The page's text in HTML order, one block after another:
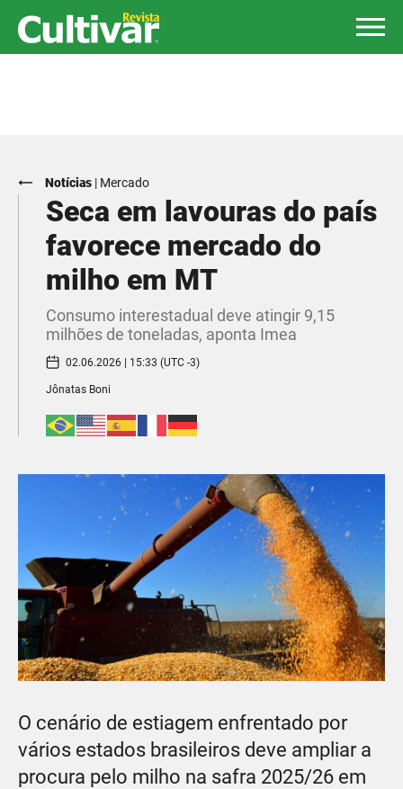
Notícias | Mercado
Seca em lavouras do país
favorece mercado do
milho em MT
Consumo interestadual deve atingir 9,15
milhões de toneladas, aponta Imea
02.06.2026 | 15:33 (UTC -3)
Jônatas Boni
O cenário de estiagem enfrentado por
vários estados brasileiros deve ampliar a
procura pelo milho na safra 2025/26 em